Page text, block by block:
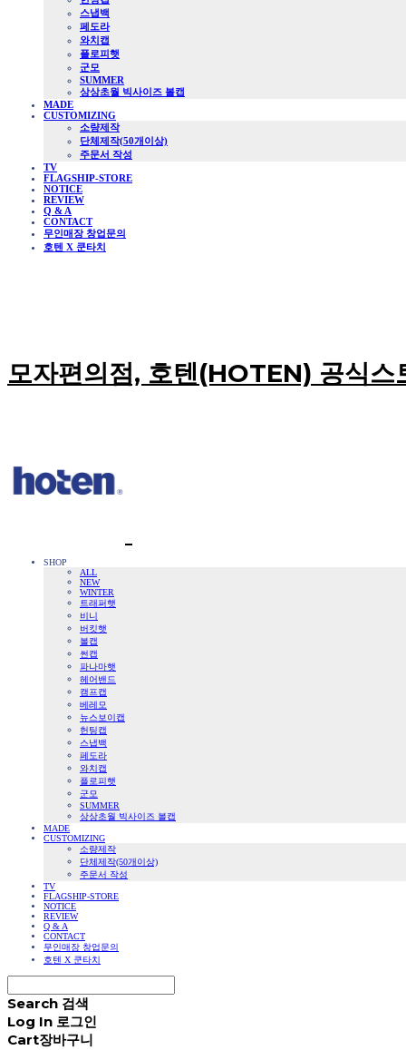
스냅백
페도라
와치캡
플로피햇
군모
SUMMER
상상초월 빅사이즈 볼캡
MADE
CUSTOMIZING
소량제작
단체제작(50개이상)
주문서 작성
TV
FLAGSHIP-STORE
NOTICE
REVIEW
Q & A
CONTACT
무인매장 창업문의
호텐 X 쿤타치
모자편의점, 호텐(HOTEN) 공식스
SHOP
ALL
NEW
WINTER
트래퍼햇
비니
버킷햇
볼캡
썬캡
파나마햇
헤어밴드
캠프캡
베레모
뉴스보이캡
헌팅캡
스냅백
페도라
와치캡
플로피햇
군모
SUMMER
상상초월 빅사이즈 볼캡
MADE
CUSTOMIZING
소량제작
단체제작(50개이상)
주문서 작성
TV
FLAGSHIP-STORE
NOTICE
REVIEW
Q & A
CONTACT
무인매장 창업문의
호텐 X 쿤타치
Search 검색
Log In 로그인
Cart장바구니